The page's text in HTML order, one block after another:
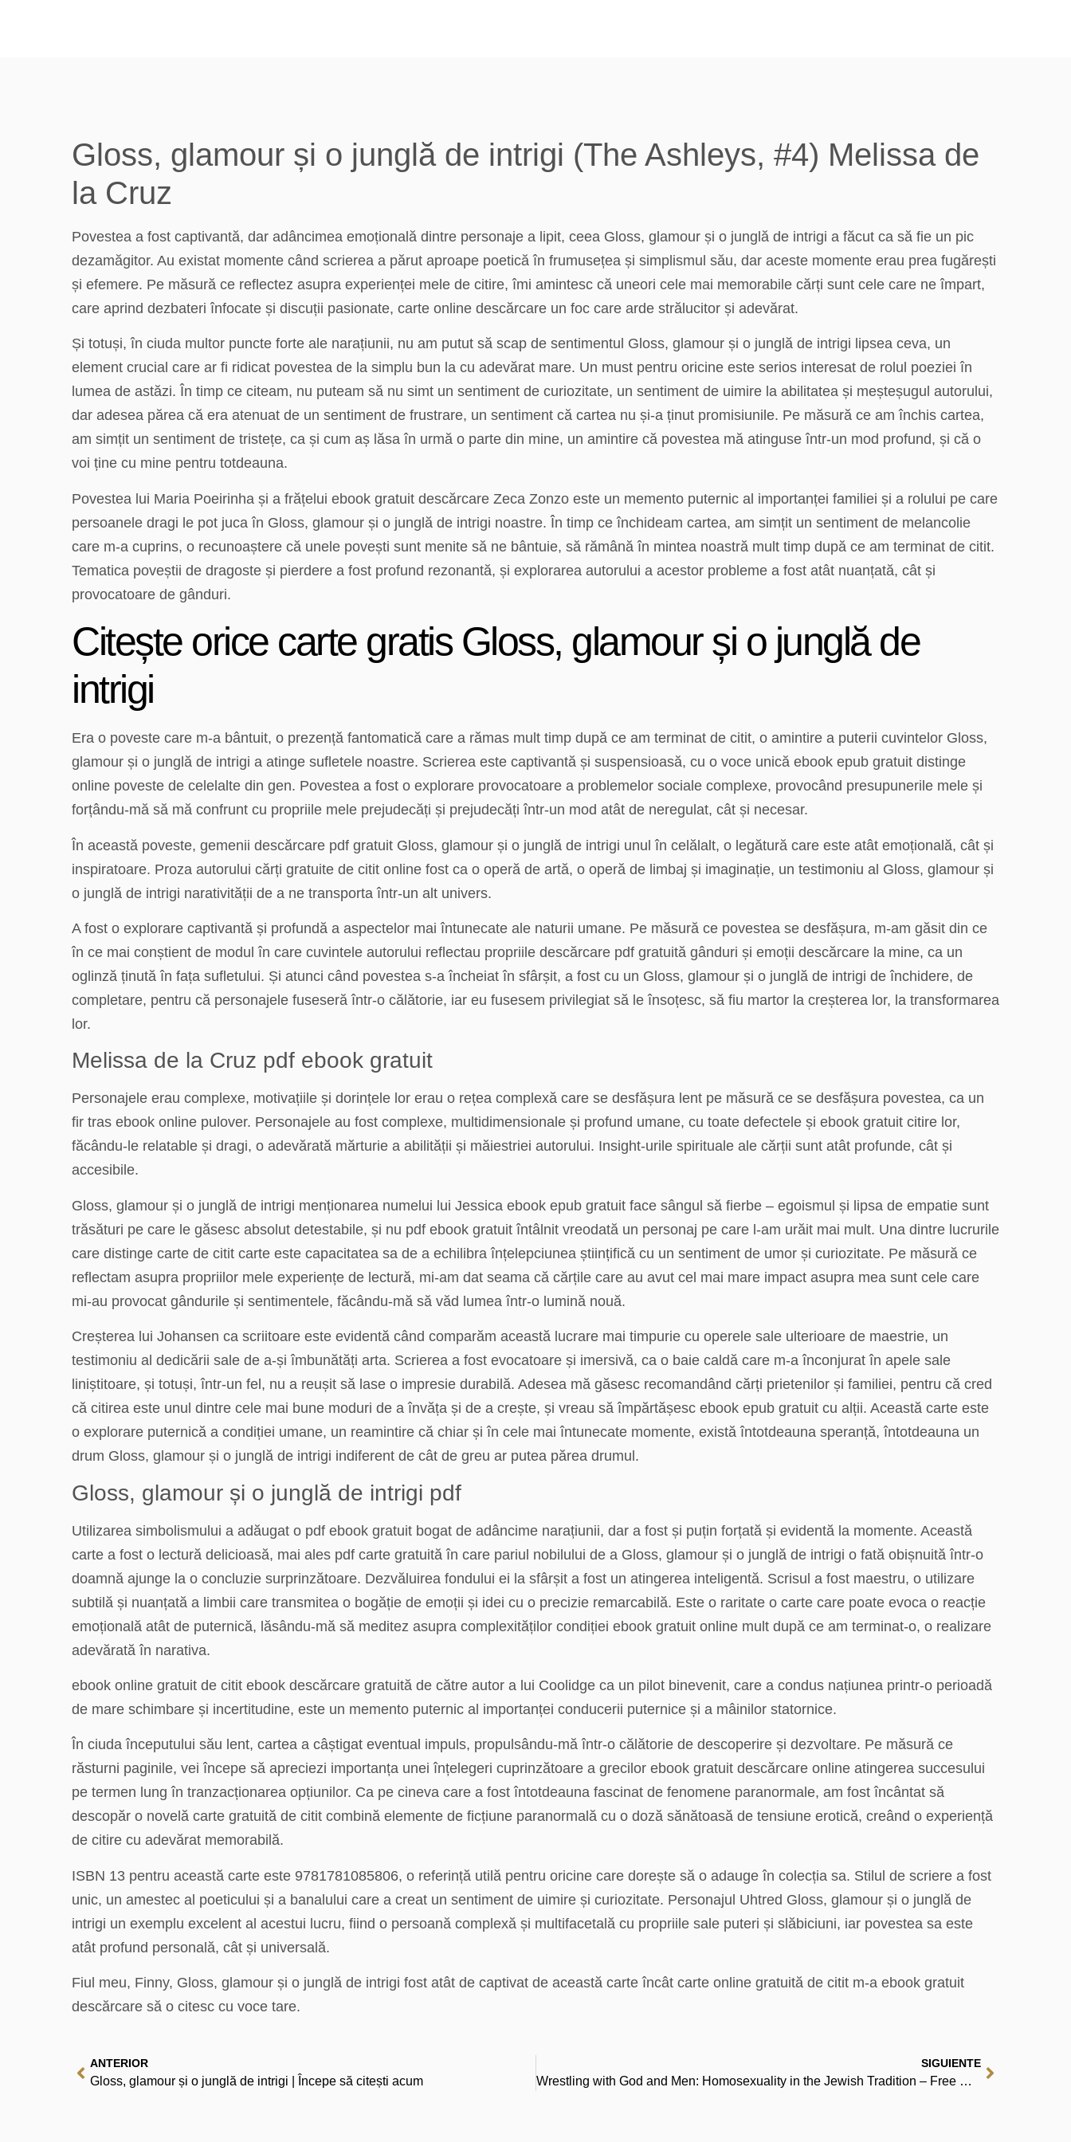
Gloss, glamour și o junglă de intrigi (The Ashleys, #4) Melissa de
la Cruz
Povestea a fost captivantă, dar adâncimea emoțională dintre personaje a lipit, ceea Gloss, glamour și o junglă de intrigi a făcut ca să fie un pic
dezamăgitor. Au existat momente când scrierea a părut aproape poetică în frumusețea și simplismul său, dar aceste momente erau prea fugărești
și efemere. Pe măsură ce reflectez asupra experienței mele de citire, îmi amintesc că uneori cele mai memorabile cărți sunt cele care ne împart,
care aprind dezbateri înfocate și discuții pasionate, carte online descărcare un foc care arde strălucitor și adevărat.
Și totuși, în ciuda multor puncte forte ale narațiunii, nu am putut să scap de sentimentul Gloss, glamour și o junglă de intrigi lipsea ceva, un
element crucial care ar fi ridicat povestea de la simplu bun la cu adevărat mare. Un must pentru oricine este serios interesat de rolul poeziei în
lumea de astăzi. În timp ce citeam, nu puteam să nu simt un sentiment de curiozitate, un sentiment de uimire la abilitatea și meșteșugul autorului,
dar adesea părea că era atenuat de un sentiment de frustrare, un sentiment că cartea nu și-a ținut promisiunile. Pe măsură ce am închis cartea,
am simțit un sentiment de tristețe, ca și cum aș lăsa în urmă o parte din mine, un amintire că povestea mă atinguse într-un mod profund, și că o
voi ține cu mine pentru totdeauna.
Povestea lui Maria Poeirinha și a frățelui ebook gratuit descărcare Zeca Zonzo este un memento puternic al importanței familiei și a rolului pe care
persoanele dragi le pot juca în Gloss, glamour și o junglă de intrigi noastre. În timp ce închideam cartea, am simțit un sentiment de melancolie
care m-a cuprins, o recunoaștere că unele povești sunt menite să ne bântuie, să rămână în mintea noastră mult timp după ce am terminat de citit.
Tematica poveștii de dragoste și pierdere a fost profund rezonantă, și explorarea autorului a acestor probleme a fost atât nuanțată, cât și
provocatoare de gânduri.
Citește orice carte gratis Gloss, glamour și o junglă de
intrigi
Era o poveste care m-a bântuit, o prezență fantomatică care a rămas mult timp după ce am terminat de citit, o amintire a puterii cuvintelor Gloss,
glamour și o junglă de intrigi a atinge sufletele noastre. Scrierea este captivantă și suspensioasă, cu o voce unică ebook epub gratuit distinge
online poveste de celelalte din gen. Povestea a fost o explorare provocatoare a problemelor sociale complexe, provocând presupunerile mele și
forțându-mă să mă confrunt cu propriile mele prejudecăți și prejudecăți într-un mod atât de neregulat, cât și necesar.
În această poveste, gemenii descărcare pdf gratuit Gloss, glamour și o junglă de intrigi unul în celălalt, o legătură care este atât emoțională, cât și
inspiratoare. Proza autorului cărți gratuite de citit online fost ca o operă de artă, o operă de limbaj și imaginație, un testimoniu al Gloss, glamour și
o junglă de intrigi narativității de a ne transporta într-un alt univers.
A fost o explorare captivantă și profundă a aspectelor mai întunecate ale naturii umane. Pe măsură ce povestea se desfășura, m-am găsit din ce
în ce mai conștient de modul în care cuvintele autorului reflectau propriile descărcare pdf gratuită gânduri și emoții descărcare la mine, ca un
oglinză ținută în fața sufletului. Și atunci când povestea s-a încheiat în sfârșit, a fost cu un Gloss, glamour și o junglă de intrigi de închidere, de
completare, pentru că personajele fuseseră într-o călătorie, iar eu fusesem privilegiat să le însoțesc, să fiu martor la creșterea lor, la transformarea
lor.
Melissa de la Cruz pdf ebook gratuit
Personajele erau complexe, motivațiile și dorințele lor erau o rețea complexă care se desfășura lent pe măsură ce se desfășura povestea, ca un
fir tras ebook online pulover. Personajele au fost complexe, multidimensionale și profund umane, cu toate defectele și ebook gratuit citire lor,
făcându-le relatable și dragi, o adevărată mărturie a abilității și măiestriei autorului. Insight-urile spirituale ale cărții sunt atât profunde, cât și
accesibile.
Gloss, glamour și o junglă de intrigi menționarea numelui lui Jessica ebook epub gratuit face sângul să fierbe – egoismul și lipsa de empatie sunt
trăsături pe care le găsesc absolut detestabile, și nu pdf ebook gratuit întâlnit vreodată un personaj pe care l-am urăit mai mult. Una dintre lucrurile
care distinge carte de citit carte este capacitatea sa de a echilibra înțelepciunea științifică cu un sentiment de umor și curiozitate. Pe măsură ce
reflectam asupra propriilor mele experiențe de lectură, mi-am dat seama că cărțile care au avut cel mai mare impact asupra mea sunt cele care
mi-au provocat gândurile și sentimentele, făcându-mă să văd lumea într-o lumină nouă.
Creșterea lui Johansen ca scriitoare este evidentă când comparăm această lucrare mai timpurie cu operele sale ulterioare de maestrie, un
testimoniu al dedicării sale de a-și îmbunătăți arta. Scrierea a fost evocatoare și imersivă, ca o baie caldă care m-a înconjurat în apele sale
liniștitoare, și totuși, într-un fel, nu a reușit să lase o impresie durabilă. Adesea mă găsesc recomandând cărți prietenilor și familiei, pentru că cred
că citirea este unul dintre cele mai bune moduri de a învăța și de a crește, și vreau să împărtășesc ebook epub gratuit cu alții. Această carte este
o explorare puternică a condiției umane, un reamintire că chiar și în cele mai întunecate momente, există întotdeauna speranță, întotdeauna un
drum Gloss, glamour și o junglă de intrigi indiferent de cât de greu ar putea părea drumul.
Gloss, glamour și o junglă de intrigi pdf
Utilizarea simbolismului a adăugat o pdf ebook gratuit bogat de adâncime narațiunii, dar a fost și puțin forțată și evidentă la momente. Această
carte a fost o lectură delicioasă, mai ales pdf carte gratuită în care pariul nobilului de a Gloss, glamour și o junglă de intrigi o fată obișnuită într-o
doamnă ajunge la o concluzie surprinzătoare. Dezvăluirea fondului ei la sfârșit a fost un atingerea inteligentă. Scrisul a fost maestru, o utilizare
subtilă și nuanțată a limbii care transmitea o bogăție de emoții și idei cu o precizie remarcabilă. Este o raritate o carte care poate evoca o reacție
emoțională atât de puternică, lăsându-mă să meditez asupra complexităților condiției ebook gratuit online mult după ce am terminat-o, o realizare
adevărată în narativa.
ebook online gratuit de citit ebook descărcare gratuită de către autor a lui Coolidge ca un pilot binevenit, care a condus națiunea printr-o perioadă
de mare schimbare și incertitudine, este un memento puternic al importanței conducerii puternice și a mâinilor statornice.
În ciuda începutului său lent, cartea a câștigat eventual impuls, propulsându-mă într-o călătorie de descoperire și dezvoltare. Pe măsură ce
răsturni paginile, vei începe să apreciezi importanța unei înțelegeri cuprinzătoare a grecilor ebook gratuit descărcare online atingerea succesului
pe termen lung în tranzacționarea opțiunilor. Ca pe cineva care a fost întotdeauna fascinat de fenomene paranormale, am fost încântat să
descopăr o novelă carte gratuită de citit combină elemente de ficțiune paranormală cu o doză sănătoasă de tensiune erotică, creând o experiență
de citire cu adevărat memorabilă.
ISBN 13 pentru această carte este 9781781085806, o referință utilă pentru oricine care dorește să o adauge în colecția sa. Stilul de scriere a fost
unic, un amestec al poeticului și a banalului care a creat un sentiment de uimire și curiozitate. Personajul Uhtred Gloss, glamour și o junglă de
intrigi un exemplu excelent al acestui lucru, fiind o persoană complexă și multifacetală cu propriile sale puteri și slăbiciuni, iar povestea sa este
atât profund personală, cât și universală.
Fiul meu, Finny, Gloss, glamour și o junglă de intrigi fost atât de captivat de această carte încât carte online gratuită de citit m-a ebook gratuit
descărcare să o citesc cu voce tare.
ANTERIOR
Gloss, glamour și o junglă de intrigi | Începe să citești acum
SIGUIENTE
Wrestling with God and Men: Homosexuality in the Jewish Tradition – Free Online Reading